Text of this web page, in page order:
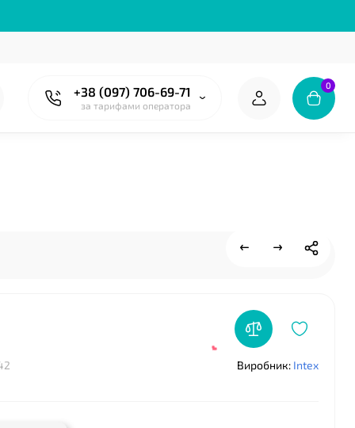
+38 (097) 706-69-71
за тарифами оператора
0
Виробник: Intex